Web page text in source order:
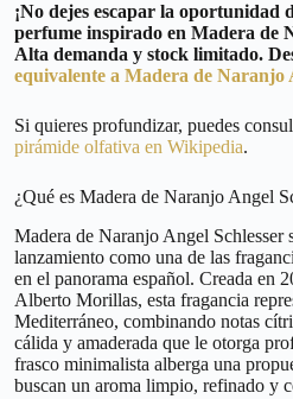
¡No dejes escapar la oportunidad
perfume inspirado en Madera de
Alta demanda y stock limitado.
equivalente a Madera de Naranjo
Si quieres profundizar, puedes
pirámide olfativa en Wikipedia.
¿Qué es Madera de Naranjo Angel
Madera de Naranjo Angel Schlesser
lanzamiento como una de las
en el panorama español. Creada en
Alberto Morillas, esta fragancia
Mediterráneo, combinando notas
cálida y amaderada que le otorga
frasco minimalista alberga una
buscan un aroma limpio, refinado y